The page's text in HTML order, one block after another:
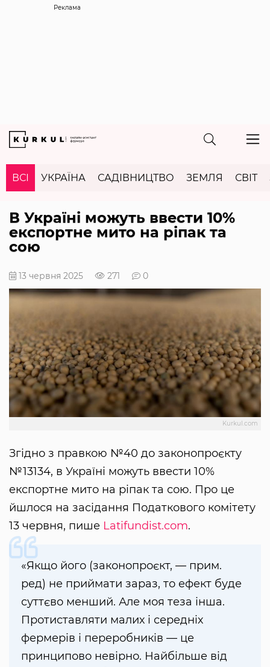
Реклама
ВСІ УКРАЇНА САДІВНИЦТВО ЗЕМЛЯ СВІТ
В Україні можуть ввести 10%
експортне мито на ріпак та
сою
13 червня 2025 271 0
Kurkul.com
Згідно з правкою №40 до законопроєкту
№13134, в Україні можуть ввести 10%
експортне мито на ріпак та сою. Про це
йшлося на засідання Податкового комітету
13 червня, пише Latifundist.com.
«Якщо його (законопроєкт, — прим.
ред) не приймати зараз, то ефект буде
суттєво менший. Але моя теза інша.
Протиставляти малих і середніх
фермерів і переробників — це
принципово невірно. Найбільше від